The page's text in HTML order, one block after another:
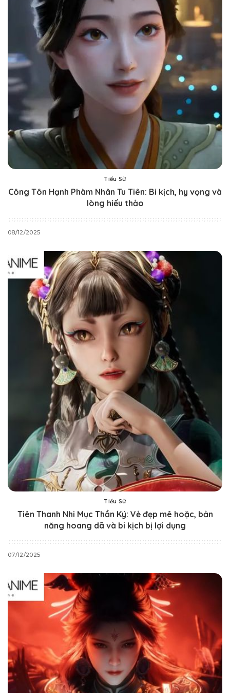
Tiểu Sử
Công Tôn Hạnh Phàm Nhân Tu Tiên: Bi kịch, hy vọng và
lòng hiếu thảo
08/12/2025
Tiểu Sử
Tiên Thanh Nhi Mục Thần Ký: Vẻ đẹp mê hoặc, bản
năng hoang dã và bi kịch bị lợi dụng
07/12/2025